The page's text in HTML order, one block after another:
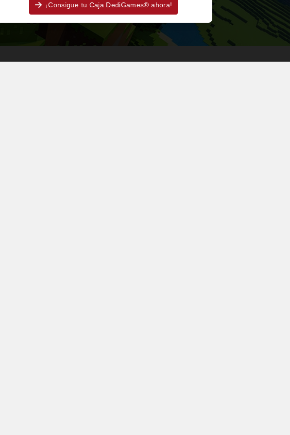
¡Consigue tu Caja DediGames® ahora!